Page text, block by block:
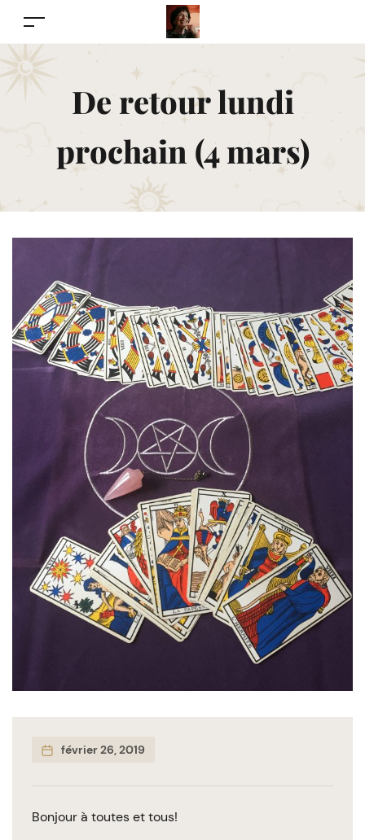
De retour lundi
prochain (4 mars)
février 26, 2019
Bonjour à toutes et tous!